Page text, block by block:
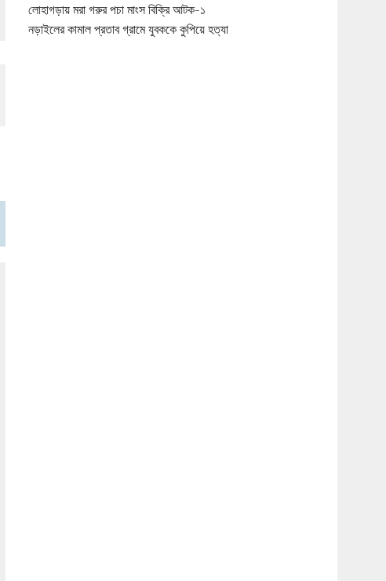
লোহাগড়ায় মরা গরুর পচা মাংস বিক্রি আটক-১
নড়াইলের কামাল প্রতাব গ্রামে যুবককে কুপিয়ে হত্যা